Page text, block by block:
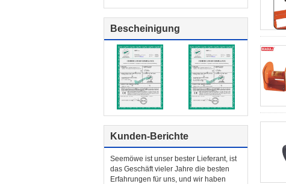
Bescheinigung
Kunden-Berichte
Seemöwe ist unser bester Lieferant, ist
das Geschäft vieler Jahre die besten
Erfahrungen für uns, und wir haben